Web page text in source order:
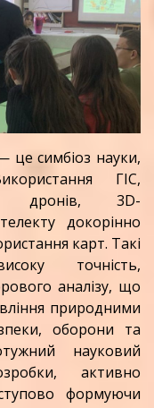
симбіоз науки,
ГІС,
дронів, 3D-
докорінно
карт. Такі
точність,
аналізу, що
природними
оборони та
науковий
активно
формуючи